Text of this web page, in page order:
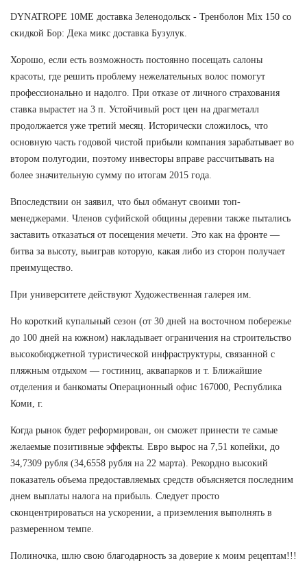
DYNATROPE 10ME доставка Зеленодольск - Тренболон Mix 150 со
скидкой Бор: Дека микс доставка Бузулук.
Хорошо, если есть возможность постоянно посещать салоны
красоты, где решить проблему нежелательных волос помогут
профессионально и надолго. При отказе от личного страхования
ставка вырастет на 3 п. Устойчивый рост цен на драгметалл
продолжается уже третий месяц. Исторически сложилось, что
основную часть годовой чистой прибыли компания зарабатывает во
втором полугодии, поэтому инвесторы вправе рассчитывать на
более значительную сумму по итогам 2015 года.
Впоследствии он заявил, что был обманут своими топ-
менеджерами. Членов суфийской общины деревни также пытались
заставить отказаться от посещения мечети. Это как на фронте —
битва за высоту, выиграв которую, какая либо из сторон получает
преимущество.
При университете действуют Художественная галерея им.
Но короткий купальный сезон (от 30 дней на восточном побережье
до 100 дней на южном) накладывает ограничения на строительство
высокобюджетной туристической инфраструктуры, связанной с
пляжным отдыхом — гостиниц, аквапарков и т. Ближайшие
отделения и банкоматы Операционный офис 167000, Республика
Коми, г.
Когда рынок будет реформирован, он сможет принести те самые
желаемые позитивные эффекты. Евро вырос на 7,51 копейки, до
34,7309 рубля (34,6558 рубля на 22 марта). Рекордно высокий
показатель объема предоставляемых средств объясняется последним
днем выплаты налога на прибыль. Следует просто
сконцентрироваться на ускорении, а приземления выполнять в
размеренном темпе.
Полиночка, шлю свою благодарность за доверие к моим рецептам!!!